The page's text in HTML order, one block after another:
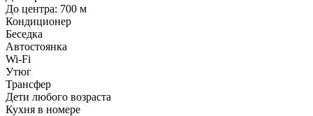
До центра: 700 м
Кондиционер
Беседка
Автостоянка
Wi-Fi
Утюг
Трансфер
Дети любого возраста
Кухня в номере